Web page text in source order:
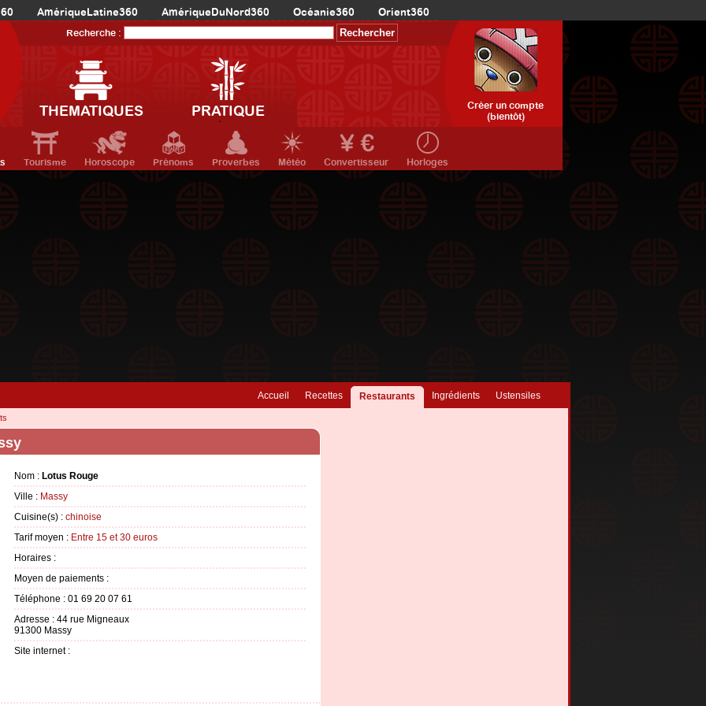
AmériqueLatine360 AmériqueDuNord360 Océanie360 Orient360
Recherche :
THEMATIQUES PRATIQUE
Créer un compte
(bientôt)
Tourisme Horoscope Prénoms Proverbes Météo Convertisseur Horloges
Ustensiles
Ingrédients
Restaurants
Recettes
Accueil
Nom : Lotus Rouge
Ville : Massy
Cuisine(s) : chinoise
Tarif moyen : Entre 15 et 30 euros
Horaires :
Moyen de paiements :
Téléphone : 01 69 20 07 61
Adresse : 44 rue Migneaux
91300 Massy
Site internet :